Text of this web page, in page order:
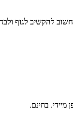
להקשיב לגוף